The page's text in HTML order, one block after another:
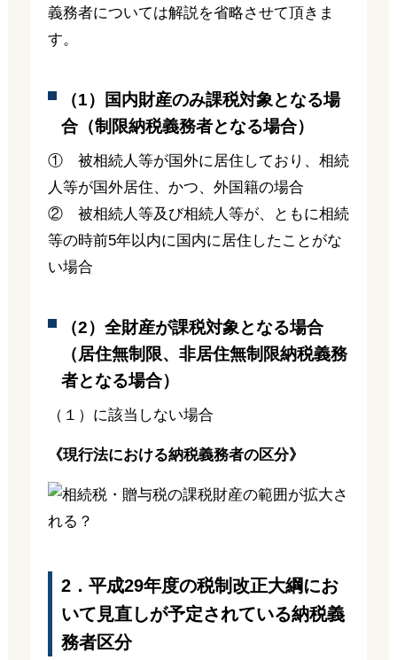
義務者については解説を省略させて頂きま
す。
（1）国内財産のみ課税対象となる場
合（制限納税義務者となる場合）
① 被相続人等が国外に居住しており、相続
人等が国外居住、かつ、外国籍の場合
② 被相続人等及び相続人等が、ともに相続
等の時前5年以内に国内に居住したことがな
い場合
（2）全財産が課税対象となる場合
（居住無制限、非居住無制限納税義務
者となる場合）
（１）に該当しない場合
《現行法における納税義務者の区分》
2．平成29年度の税制改正大綱にお
いて見直しが予定されている納税義
務者区分